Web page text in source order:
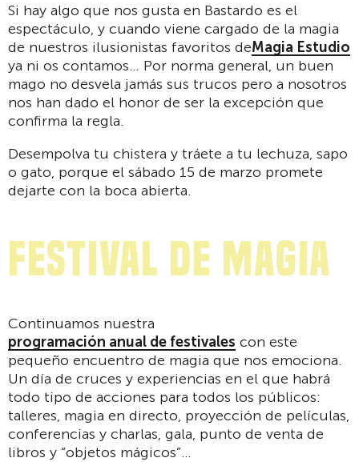
Si hay algo que nos gusta en Bastardo es el
espectáculo, y cuando viene cargado de la magia
de nuestros ilusionistas favoritos deMagia Estudio
ya ni os contamos… Por norma general, un buen
mago no desvela jamás sus trucos pero a nosotros
nos han dado el honor de ser la excepción que
confirma la regla.
Desempolva tu chistera y tráete a tu lechuza, sapo
o gato, porque el sábado 15 de marzo promete
dejarte con la boca abierta.
Festival de magia
Continuamos nuestra
programación anual de festivales con este
pequeño encuentro de magia que nos emociona.
Un día de cruces y experiencias en el que habrá
todo tipo de acciones para todos los públicos:
talleres, magia en directo, proyección de películas,
conferencias y charlas, gala, punto de venta de
libros y “objetos mágicos”…